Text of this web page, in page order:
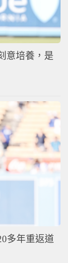
培養，是
多年重返道